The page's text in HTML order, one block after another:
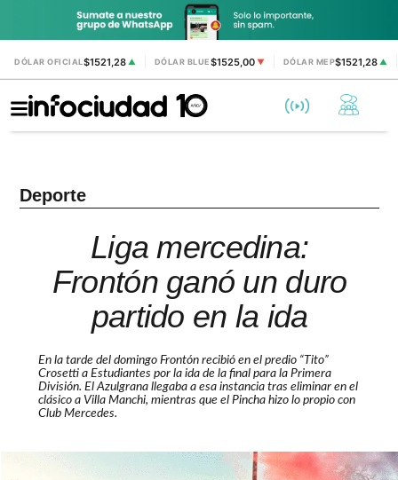
DÓLAR OFICIAL$1521,28 ▲ DÓLAR BLUE$1525,00 ▼ DÓLAR MEP$1521,28▲
Deporte
Liga mercedina:
Frontón ganó un duro
partido en la ida
En la tarde del domingo Frontón recibió en el predio “Tito”
Crosetti a Estudiantes por la ida de la final para la Primera
División. El Azulgrana llegaba a esa instancia tras eliminar en el
clásico a Villa Manchi, mientras que el Pincha hizo lo propio con
Club Mercedes.